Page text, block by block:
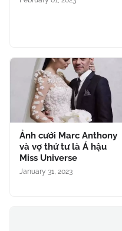
Ảnh cưới Marc Anthony
và vợ thứ tư là Á hậu
Miss Universe
January 31, 2023